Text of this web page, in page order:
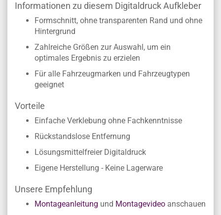
Informationen zu diesem Digitaldruck Aufkleber
Formschnitt, ohne transparenten Rand und ohne
Hintergrund
Zahlreiche Größen zur Auswahl, um ein
optimales Ergebnis zu erzielen
Für alle Fahrzeugmarken und Fahrzeugtypen
geeignet
Vorteile
Einfache Verklebung ohne Fachkenntnisse
Rückstandslose Entfernung
Lösungsmittelfreier Digitaldruck
Eigene Herstellung - Keine Lagerware
Unsere Empfehlung
Montageanleitung und Montagevideo anschauen